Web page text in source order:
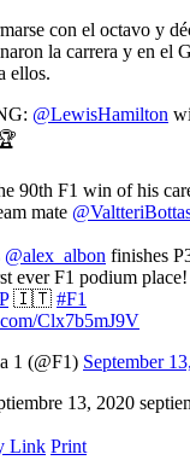
con el octavo y
la carrera y en el
ellos.
@LewisHamilton
90th F1 win of his
mate
@alex_albon finishes
ever F1 podium place!
🇮🇹 #F1
Clx7b5mJ9V
1 (@F1) September
13, 2020
Link Print